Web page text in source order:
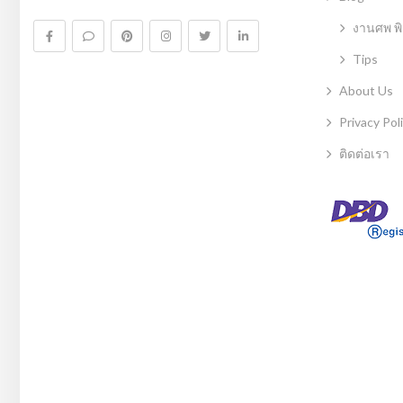
งานศพ
Tips
About Us
Privacy
ติดต่อเรา